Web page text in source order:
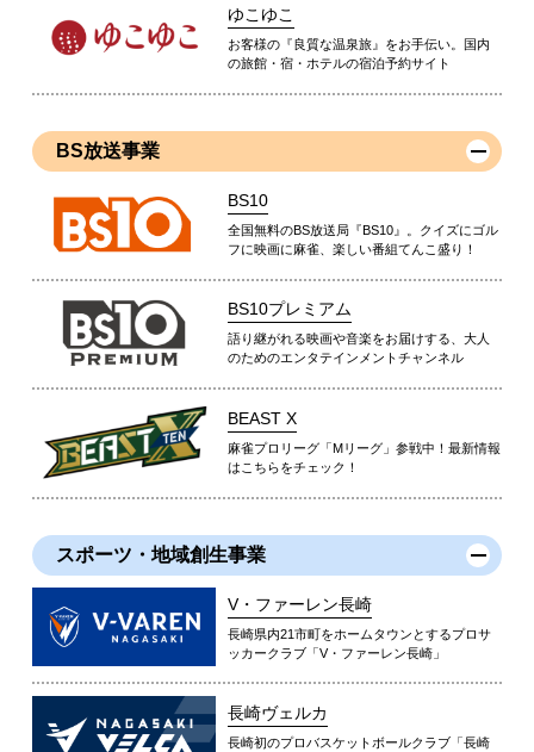
ゆこゆこ
お客様の『良質な温泉旅』をお手伝い。国内
の旅館・宿・ホテルの宿泊予約サイト
BS放送事業
BS10
全国無料のBS放送局『BS10』。クイズにゴル
フに映画に麻雀、楽しい番組てんこ盛り！
BS10プレミアム
語り継がれる映画や音楽をお届けする、大人
のためのエンタテインメントチャンネル
BEAST X
麻雀プロリーグ「Mリーグ」参戦中！最新情報
はこちらをチェック！
スポーツ・地域創生事業
V・ファーレン長崎
長崎県内21市町をホームタウンとするプロサ
ッカークラブ「V・ファーレン長崎」
長崎ヴェルカ
長崎初のプロバスケットボールクラブ「長崎